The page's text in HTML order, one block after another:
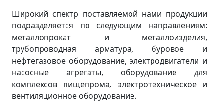
Широкий спектр поставляемой нами продукции
подразделяется по следующим направлениям:
металлопрокат и металлоизделия,
трубопроводная арматура, буровое и
нефтегазовое оборудование, электродвигатели и
насосные агрегаты, оборудование для
комплексов пищепрома, электротехническое и
вентиляционное оборудование.